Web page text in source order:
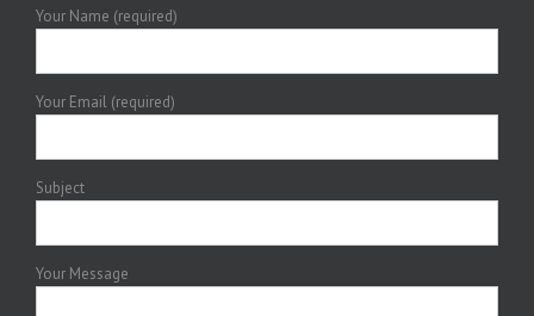
Your Name (required)
Your Email (required)
Subject
Your Message